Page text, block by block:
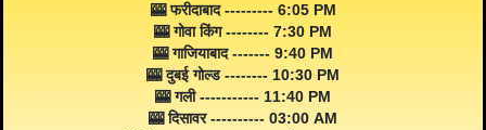
🎰 फरीदाबाद --------- 6:05 PM
🎰 गोवा किंग -------- 7:30 PM
🎰 गाजियाबाद ------- 9:40 PM
🎰 दुबई गोल्ड -------- 10:30 PM
🎰 गली ----------- 11:40 PM
🎰 दिसावर ---------- 03:00 AM